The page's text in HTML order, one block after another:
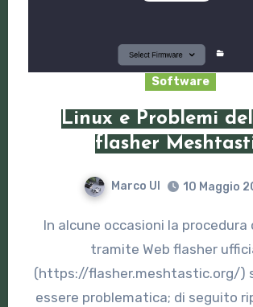
Software
Linux e Problemi
flasher
Marco UI 10 Maggio
In alcune occasioni la procedura di Flashing
tramite Web flasher
(https://flasher.meshtastic.org/)
essere problematica; di seguito